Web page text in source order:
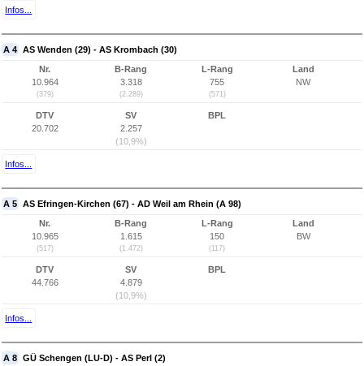
Infos...
A 4 AS Wenden (29) - AS Krombach (30)
Nr.
10.964
(379)
B-Rang
3.318
(2.289)
L-Rang
755
(571)
Land
NW
DTV
20.702
SV
2.257
(10,9%)
BPL
Infos...
A 5 AS Efringen-Kirchen (67) - AD Weil am Rhein (A 98)
Nr.
10.965
(517)
B-Rang
1.615
(1.472)
L-Rang
150
(117)
Land
BW
DTV
44.766
SV
4.879
(10,9%)
BPL
Infos...
A 8 GÜ Schengen (LU-D) - AS Perl (2)